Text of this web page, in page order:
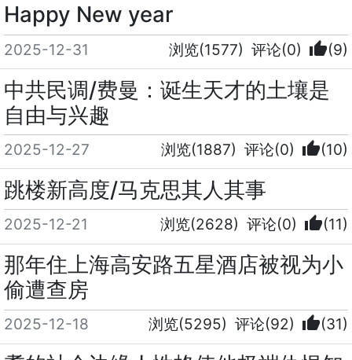
Happy New year
2025-12-31 浏览(1577) 评论(0) thumb_up(9)
中共民调/费曼：诞生天才的土壤是
自由与兴趣
2025-12-27 浏览(1887) 评论(0) thumb_up(10)
跳楼新高度/马克思其人其事
2025-12-21 浏览(2628) 评论(0) thumb_up(11)
那年住上海高安路五星酒店被视为小
偷遭查房
2025-12-18 浏览(5295) 评论(92) thumb_up(31)